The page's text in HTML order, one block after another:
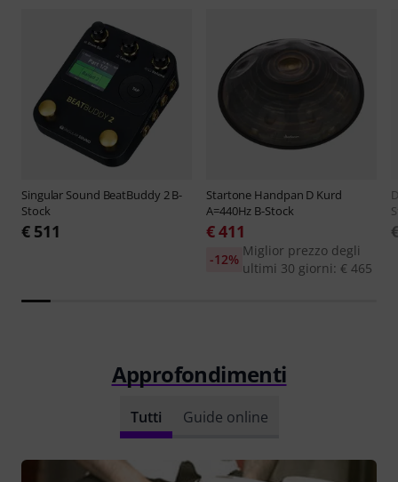
Singular Sound BeatBuddy 2 B-
Stock
€ 511
Startone Handpan D Kurd
A=440Hz B-Stock
€ 411
Miglior prezzo degli
ultimi 30 giorni: € 465
-12%
Approfondimenti
Tutti Guide online